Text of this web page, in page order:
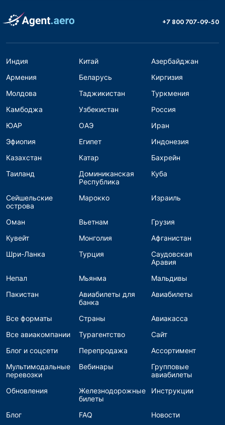
+7 800 707-09-50
Индия Китай
Азербайджан
Армения
Беларусь
Киргизия
Молдова
Таджикистан
Туркмения
Камбоджа
Узбекистан
Россия
ЮАР
ОАЭ
Иран
Эфиопия
Египет
Индонезия
Казахстан
Катар
Бахрейн
Таиланд
Доминиканская
Республика
Куба
Сейшельские
острова
Марокко Израиль
Оман Вьетнам
Грузия
Кувейт
Монголия
Афганистан
Шри-Ланка
Турция
Саудовская
Аравия
Непал
Мьянма
Мальдивы
Пакистан
Авиабилеты для
банка
Авиабилеты
Все форматы Страны
Авиакасса
Все авиакомпании
Турагентство
Сайт
Блог и соцсети
Перепродажа
Ассортимент
Мультимодальные
перевозки
Вебинары
Групповые
авиабилеты
Обновления
Железнодорожные
билеты
Инструкции
Блог FAQ Новости